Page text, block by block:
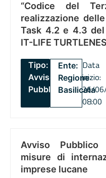
“Codice del
realizzazione
Task 4.2 e 4.3 del
IT-LIFE
Tipo:
Avviso
Pubblico
Ente:
Regione
Basilicata
Data
inizio:
26/
08:00
Avviso
misure di
imprese lucane